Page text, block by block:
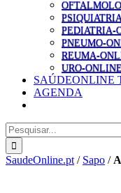
PEDIATRIA-
PNEUMO-
REUMA-
URO-ONLINE
SAÚDEONLINE
AGENDA
Pesquisar
SaudeOnline.pt / Sapo /